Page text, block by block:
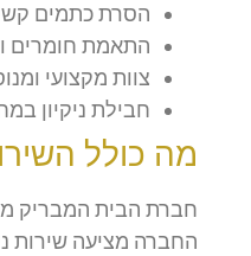
הסרת כתמים
התאמת חומרים
צוות מקצועי
חבילת ניקיון במחיר
מה כולל
חברת הבית המבריק
החברה מציעה שירות